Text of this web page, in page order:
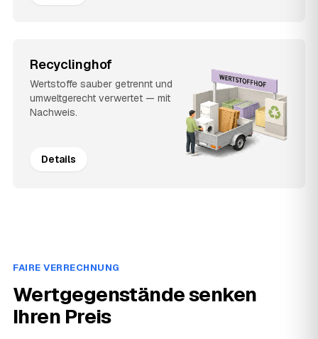
Recyclinghof
Wertstoffe sauber getrennt und
umweltgerecht verwertet — mit
Nachweis.
Details
FAIRE VERRECHNUNG
Wertgegenstände senken
Ihren Preis